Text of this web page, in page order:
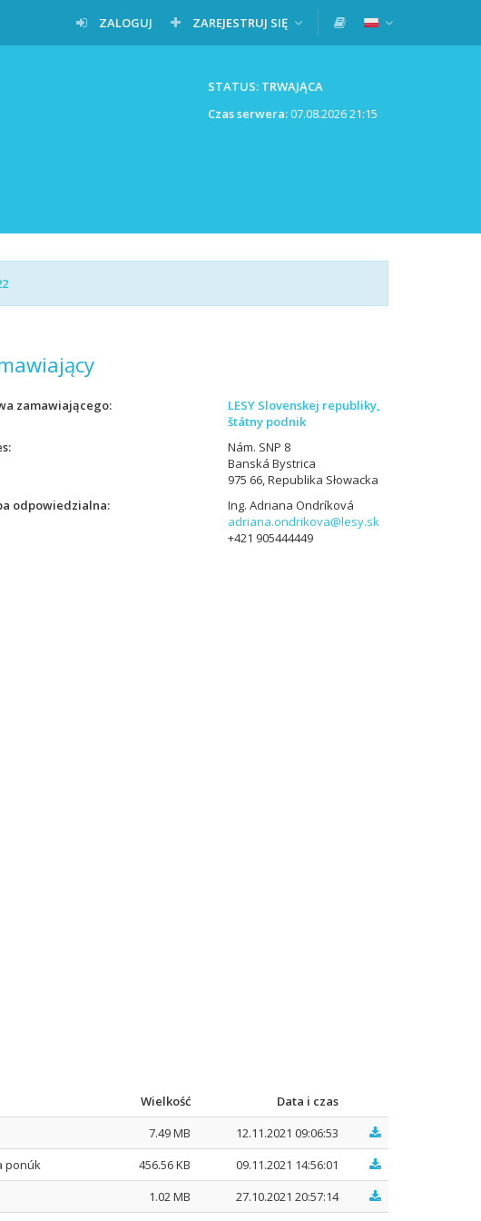
ZALOGUJ ZAREJESTRUJ SIĘ
STATUS: TRWAJĄCA
Czas serwera:07.08.2026 21:15
zamawiającego
LESY Slovenskej republiky,
štátny podnik
Nám. SNP 8
Banská Bystrica
975 66, Republika Słowacka
odpowiedzialna
Ing. Adriana Ondríková
adriana.ondrikova@lesy.sk
+421 905444449
Wielkość
Data i czas
7.49 MB
12.11.2021 09:06:53
ponúk 456.56 KB
09.11.2021 14:56:01
1.02 MB 27.10.2021 20:57:14